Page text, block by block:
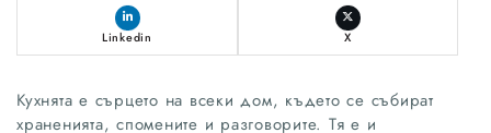
Linkedin X
Кухнята е сърцето на всеки дом, където се събират
храненията, спомените и разговорите. Тя е и